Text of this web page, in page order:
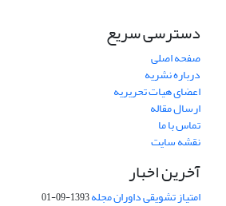
دسترسی سریع
صفحه اصلی
درباره نشریه
اعضای هیات تحریریه
ارسال مقاله
تماس با ما
نقشه سایت
آخرین اخبار
امتیاز تشویقی داوران مجله1393-09-01